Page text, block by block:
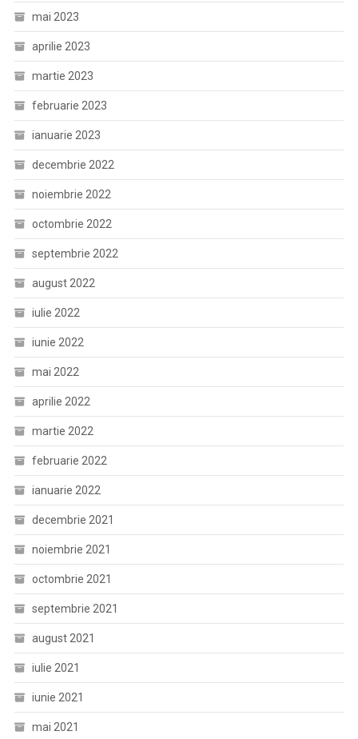
mai 2023
aprilie 2023
martie 2023
februarie 2023
ianuarie 2023
decembrie 2022
noiembrie 2022
octombrie 2022
septembrie 2022
august 2022
iulie 2022
iunie 2022
mai 2022
aprilie 2022
martie 2022
februarie 2022
ianuarie 2022
decembrie 2021
noiembrie 2021
octombrie 2021
septembrie 2021
august 2021
iulie 2021
iunie 2021
mai 2021